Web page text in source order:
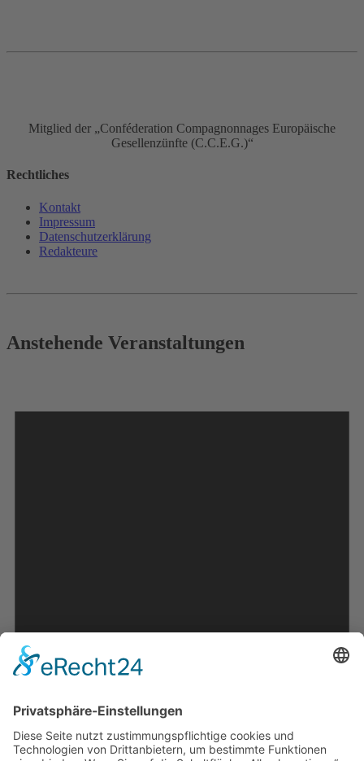
Mitglied der „Conféderation Compagnonnages Europäische
Gesellenzünfte (C.C.E.G.)“
Rechtliches
Kontakt
Impressum
Datenschutz­erklärung
Redakteure
Anstehende Veranstaltungen